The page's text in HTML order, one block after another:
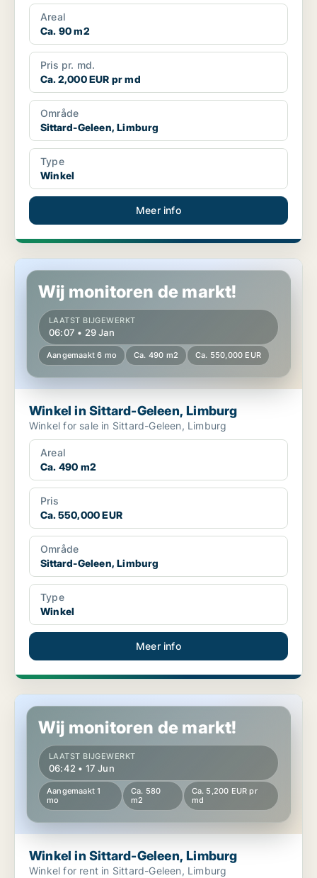
Areal
Ca. 90 m2
Pris pr. md.
Ca. 2,000 EUR pr md
Område
Sittard-Geleen, Limburg
Type
Winkel
Meer info
Winkel in Sittard-Geleen, Limburg
Wij monitoren de markt!
LAATST BIJGEWERKT
06:07 • 29 Jan
Aangemaakt 6 mo Ca. 490 m2 Ca. 550,000 EUR
Winkel in Sittard-Geleen, Limburg
Winkel for sale in Sittard-Geleen, Limburg
Areal
Ca. 490 m2
Pris
Ca. 550,000 EUR
Område
Sittard-Geleen, Limburg
Type
Winkel
Meer info
Winkel in Sittard-Geleen, Limburg
Wij monitoren de markt!
LAATST BIJGEWERKT
06:42 • 17 Jun
Aangemaakt 1
mo
Ca. 580
m2
Ca. 5,200 EUR pr
md
Winkel in Sittard-Geleen, Limburg
Winkel for rent in Sittard-Geleen, Limburg